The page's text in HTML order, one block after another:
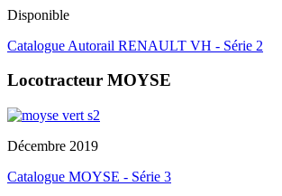
Disponible
Catalogue Autorail RENAULT VH - Série 2
Locotracteur MOYSE
Décembre 2019
Catalogue MOYSE - Série 3